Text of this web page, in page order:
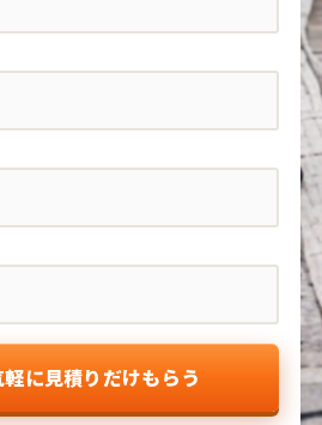
軽に見積りだけもらう